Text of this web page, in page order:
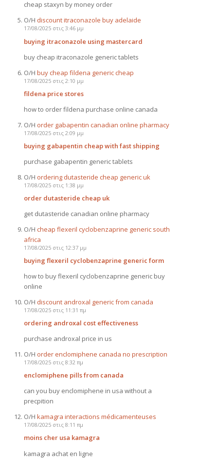
cheap staxyn by money order
Ο/Η discount itraconazole buy adelaide
17/08/2025 στις 3:46 μμ
buying itraconazole using mastercard
buy cheap itraconazole generic tablets
Ο/Η buy cheap fildena generic cheap
17/08/2025 στις 2:10 μμ
fildena price stores
how to order fildena purchase online canada
Ο/Η order gabapentin canadian online pharmacy
17/08/2025 στις 2:09 μμ
buying gabapentin cheap with fast shipping
purchase gabapentin generic tablets
Ο/Η ordering dutasteride cheap generic uk
17/08/2025 στις 1:38 μμ
order dutasteride cheap uk
get dutasteride canadian online pharmacy
Ο/Η cheap flexeril cyclobenzaprine generic south
africa
17/08/2025 στις 12:37 μμ
buying flexeril cyclobenzaprine generic form
how to buy flexeril cyclobenzaprine generic buy
online
Ο/Η discount androxal generic from canada
17/08/2025 στις 11:31 πμ
ordering androxal cost effectiveness
purchase androxal price in us
Ο/Η order enclomiphene canada no prescription
17/08/2025 στις 8:32 πμ
enclomiphene pills from canada
can you buy enclomiphene in usa without a
precpition
Ο/Η kamagra interactions médicamenteuses
17/08/2025 στις 8:11 πμ
moins cher usa kamagra
kamagra achat en ligne